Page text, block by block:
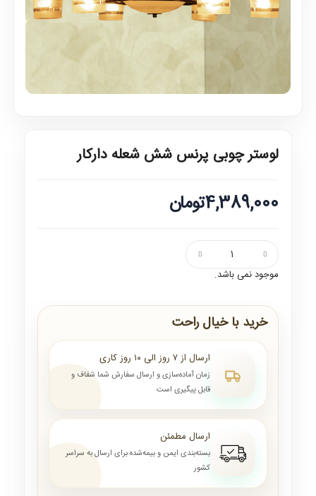
لوستر چوبی پرنس شش شعله دارکار
4,389,000تومان
موجود نمی باشد.
خرید با خیال راحت
ارسال از ۷ روز الی ۱۰ روز کاری
زمان آماده‌سازی و ارسال سفارش شما شفاف و
قابل پیگیری است
ارسال مطمئن
بسته‌بندی ایمن و بیمه‌شده برای ارسال به سراسر
کشور